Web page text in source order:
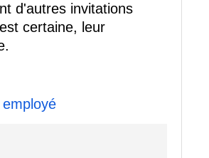
d'autres invitations
certaine, leur